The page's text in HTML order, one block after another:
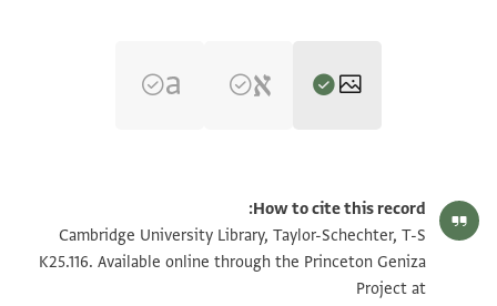
T-S K25.116 1v הגדל וסובב
תנאי היתר שימוש בתצלום
How to cite this record:
Cambridge University Library, Taylor-Schechter, T-S
K25.116. Available online through the Princeton Geniza
Project at